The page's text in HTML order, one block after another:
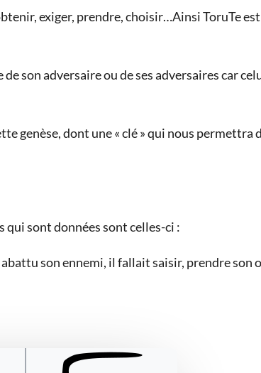
exiger, prendre, choisir…Ainsi ToruTe
son adversaire ou de ses adversaires car
genèse, dont une « clé » qui nous permettra
qui sont données sont celles-ci :
son ennemi, il fallait saisir, prendre son